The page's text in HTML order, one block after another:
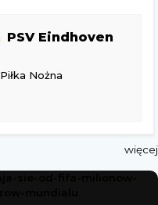
PSV Eindhoven
Piłka Nożna
więcej